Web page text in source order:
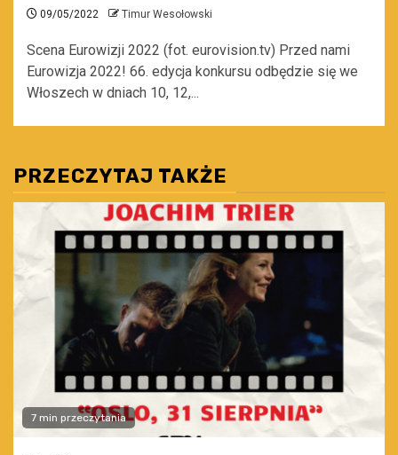
09/05/2022 Timur Wesołowski
Scena Eurowizji 2022 (fot. eurovision.tv) Przed nami
Eurowizja 2022! 66. edycja konkursu odbędzie się we
Włoszech w dniach 10, 12,...
PRZECZYTAJ TAKŻE
7 min przeczytania